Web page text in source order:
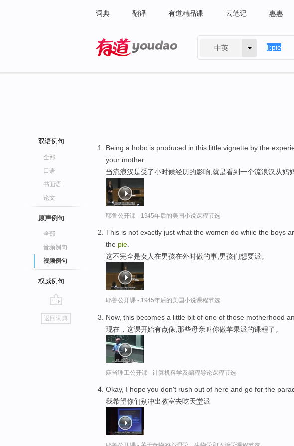
词典 翻译 有道精品课 云笔记 惠惠
中英
双语例句
全部
口语
书面语
论文
原声例句
全部
音频例句
视频例句
权威例句
go
top
返回词典
Being a hobo is produced in this little vignette by the
your mother.
当流浪汉是受了小时候经历的影响,就是看到一个流浪汉从妈
耶鲁公开课 - 1945年后的美国小说课程节选
This is not exactly just what the women do while the boys
the pie
这不完全是女人在男孩在外时做的事,男孩们想要派。
耶鲁公开课 - 1945年后的美国小说课程节选
Now, this becomes a little bit of one of those motherhood
现在，这课开始有点像,那些母亲叫你做苹果派的课程了。
麻省理工公开课 - 计算机科学及编程导论课程节选
Okay, I hope you don't rush out of here and go for the
我希望你们别冲出教室去吃天堂派